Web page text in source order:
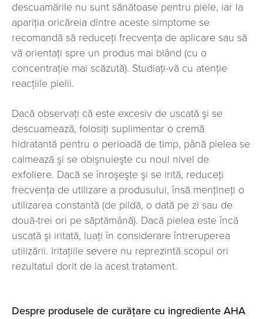
descuamările nu sunt sănătoase pentru piele, iar la
apariţia oricăreia dintre aceste simptome se
recomandă să reduceţi frecvenţa de aplicare sau să
vă orientaţi spre un produs mai blând (cu o
concentraţie mai scăzută). Studiaţi-vă cu atenţie
reacţiile pielii.
Dacă observaţi că este excesiv de uscată şi se
descuamează, folosiţi suplimentar o cremă
hidratantă pentru o perioadă de timp, până pielea se
calmează şi se obişnuieşte cu noul nivel de
exfoliere. Dacă se înroşeşte şi se irită, reduceţi
frecvenţa de utilizare a produsului, însă menţineţi o
utilizarea constantă (de pildă, o dată pe zi sau de
două-trei ori pe săptămână). Dacă pielea este încă
uscată şi iritată, luaţi în considerare întreruperea
utilizării. Iritaţiile severe nu reprezintă scopul ori
rezultatul dorit de la acest tratament.
Despre produsele de curăţare cu ingrediente AHA